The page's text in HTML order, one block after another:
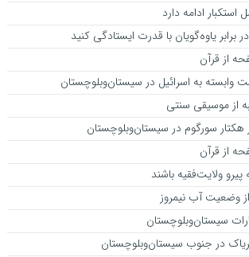
استکبار ادامه دارد
برابر یاوه‌گویان با قدرت ایستادگی کنید
از قرآن
از موسیقی سنتی
از قرآن
پیرو ولایت‌فقیه باشند
از وضعیت آب نیمروز
سیستان‌و‌بلوچستان